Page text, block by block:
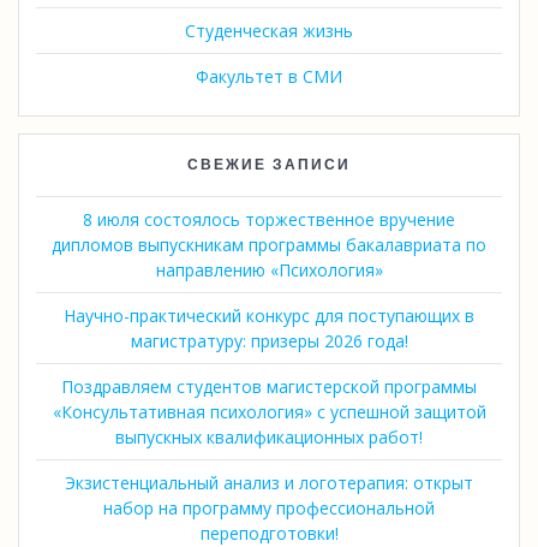
Студенческая жизнь
Факультет в СМИ
СВЕЖИЕ ЗАПИСИ
8 июля состоялось торжественное вручение
дипломов выпускникам программы бакалавриата по
направлению «Психология»
Научно-практический конкурс для поступающих в
магистратуру: призеры 2026 года!
Поздравляем студентов магистерской программы
«Консультативная психология» с успешной защитой
выпускных квалификационных работ!
Экзистенциальный анализ и логотерапия: открыт
набор на программу профессиональной
переподготовки!